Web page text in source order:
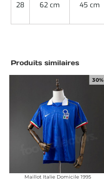
28 62 cm 45 cm
Produits similaires
30%
Maillot Italie Domicile 1995